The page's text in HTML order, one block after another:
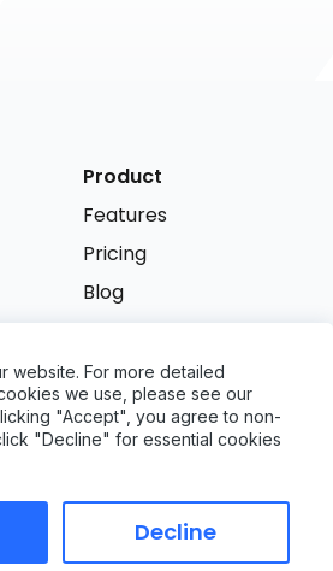
All rights reserved.
Product
Features
Pricing
Blog
Try it free
website. For more detailed
we use, please see our
"Accept", you agree to non-
"Decline" for essential cookies
Decline